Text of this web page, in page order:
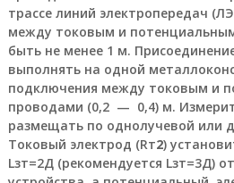
а
т
о
в
а
р
н
а
я
г
1
трассе линий электропередач
между токовым и
быть не менее 1 м.
выполнять на одной
подключения между токовым и
проводами (0,2 — 0,4) м.
размещать по однолучевой или
Токовый электрод (Rт2)
Lзт=2Д (рекомендуется Lзт=3Д)